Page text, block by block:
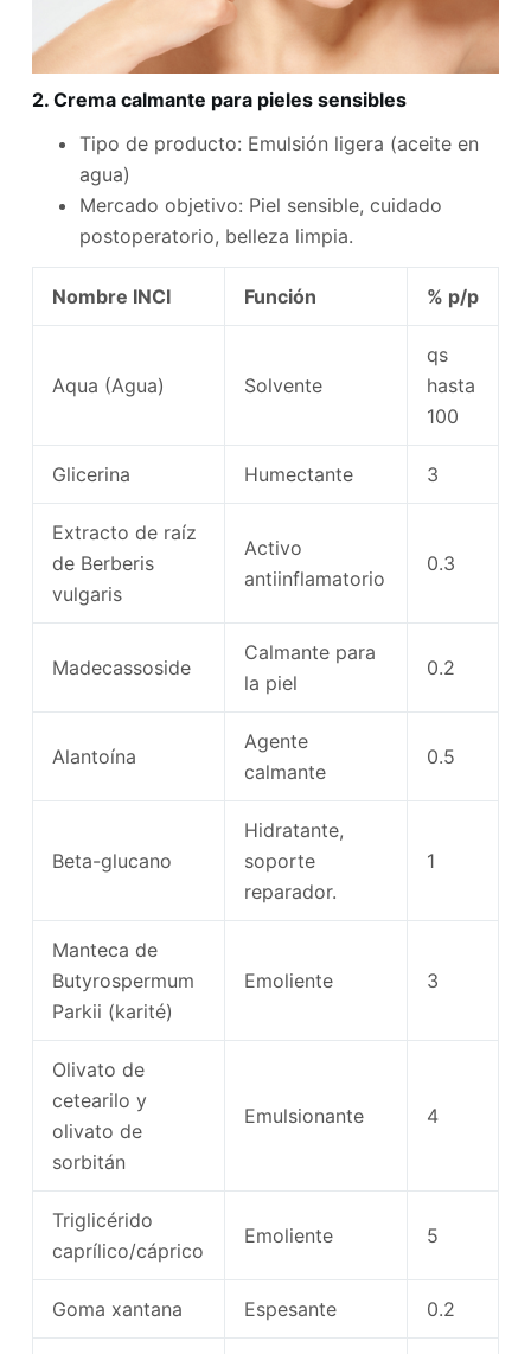
2. Crema calmante para pieles sensibles
Tipo de producto: Emulsión ligera (aceite en
agua)
Mercado objetivo: Piel sensible, cuidado
postoperatorio, belleza limpia.
Nombre INCI Función % p/p
Aqua (Agua) Solvente
qs
hasta
100
Glicerina Humectante 3
Extracto de raíz
de Berberis
vulgaris
Activo
antiinflamatorio
0.3
Madecassoside
Calmante para
la piel
0.2
Alantoína
Agente
calmante
0.5
Beta-glucano
Hidratante,
soporte
reparador.
1
Manteca de
Butyrospermum
Parkii (karité)
Emoliente 3
Olivato de
cetearilo y
olivato de
sorbitán
Emulsionante 4
Triglicérido
caprílico/cáprico
Emoliente 5
Goma xantana Espesante 0.2